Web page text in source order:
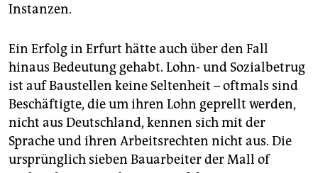
Instanzen.
Ein Erfolg in Erfurt hätte auch über den Fall
hinaus Bedeutung gehabt. Lohn- und Sozialbetrug
ist auf Baustellen keine Seltenheit – oftmals sind
Beschäftigte, die um ihren Lohn geprellt werden,
nicht aus Deutschland, kennen sich mit der
Sprache und ihren Arbeitsrechten nicht aus. Die
ursprünglich sieben Bauarbeiter der Mall of